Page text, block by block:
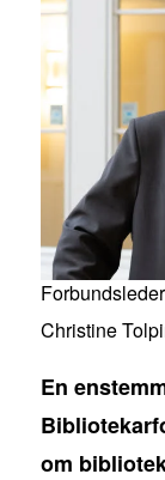
Christine
En
om